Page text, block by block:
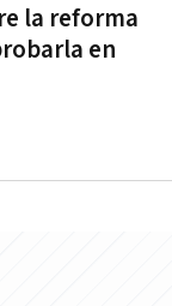
la reforma
en